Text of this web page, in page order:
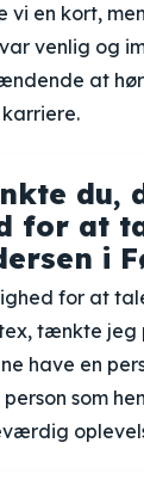
vi en kort,
venlig og
at
du,
for at
i
for at
tænkte jeg
have en
som